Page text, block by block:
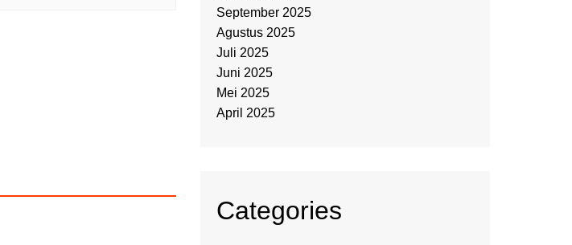
September 2025
Agustus 2025
Juli 2025
Juni 2025
Mei 2025
April 2025
Categories